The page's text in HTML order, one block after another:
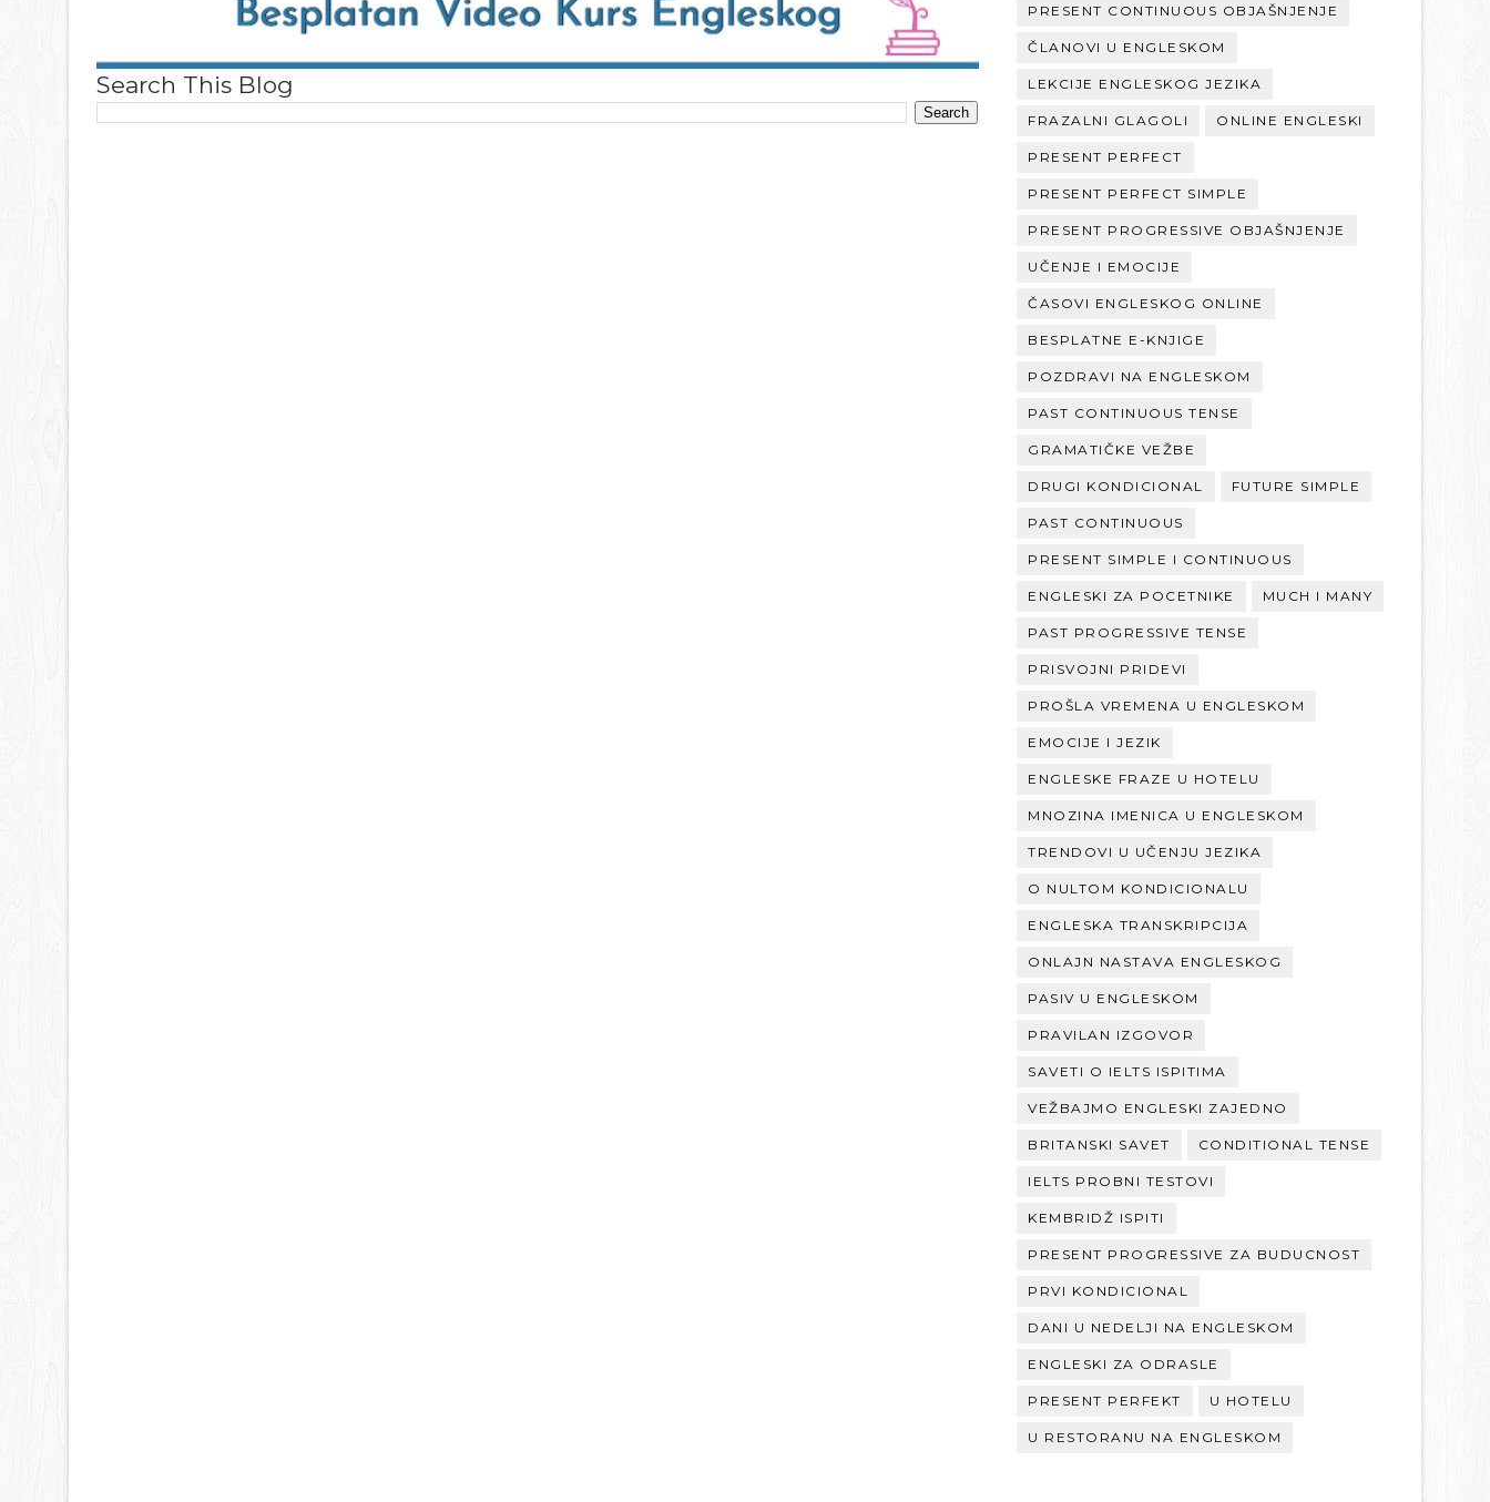
Search This Blog
PRESENT CONTINUOUS OBJAŠNJENJE
ČLANOVI U ENGLESKOM
LEKCIJE ENGLESKOG JEZIKA
FRAZALNI GLAGOLI ONLINE ENGLESKI
PRESENT PERFECT
PRESENT PERFECT SIMPLE
PRESENT PROGRESSIVE OBJAŠNJENJE
UČENJE I EMOCIJE
ČASOVI ENGLESKOG ONLINE
BESPLATNE E-KNJIGE
POZDRAVI NA ENGLESKOM
PAST CONTINUOUS TENSE
GRAMATIČKE VEŽBE
DRUGI KONDICIONAL FUTURE SIMPLE
PAST CONTINUOUS
PRESENT SIMPLE I CONTINUOUS
ENGLESKI ZA POCETNIKE MUCH I MANY
PAST PROGRESSIVE TENSE
PRISVOJNI PRIDEVI
PROŠLA VREMENA U ENGLESKOM
EMOCIJE I JEZIK
ENGLESKE FRAZE U HOTELU
MNOZINA IMENICA U ENGLESKOM
TRENDOVI U UČENJU JEZIKA
O NULTOM KONDICIONALU
ENGLESKA TRANSKRIPCIJA
ONLAJN NASTAVA ENGLESKOG
PASIV U ENGLESKOM
PRAVILAN IZGOVOR
SAVETI O IELTS ISPITIMA
VEŽBAJMO ENGLESKI ZAJEDNO
BRITANSKI SAVET CONDITIONAL TENSE
IELTS PROBNI TESTOVI
KEMBRIDŽ ISPITI
PRESENT PROGRESSIVE ZA BUDUCNOST
PRVI KONDICIONAL
DANI U NEDELJI NA ENGLESKOM
ENGLESKI ZA ODRASLE
PRESENT PERFEKT U HOTELU
U RESTORANU NA ENGLESKOM